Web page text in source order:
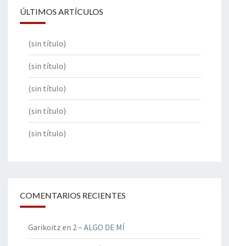
ÚLTIMOS ARTÍCULOS
(sin título)
(sin título)
(sin título)
(sin título)
(sin título)
COMENTARIOS RECIENTES
Garikoitz en 2 – ALGO DE MÍ